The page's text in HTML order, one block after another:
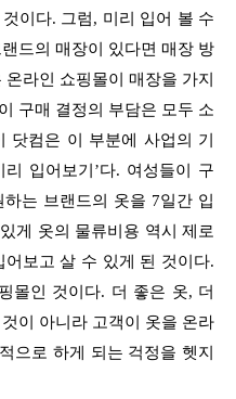
이다. 그럼, 미리 입어 볼 수
드의 매장이 있다면 매장 방
라인 쇼핑몰이 매장을 가지
구매 결정의 부담은 모두 소
닷컴은 이 부분에 사업의 기
입어보기’다. 여성들이 구
는 브랜드의 옷을 7일간 입
게 옷의 물류비용 역시 제로
보고 살 수 있게 된 것이다.
몰인 것이다. 더 좋은 옷, 더
이 아니라 고객이 옷을 온라
으로 하게 되는 걱정을 헷지